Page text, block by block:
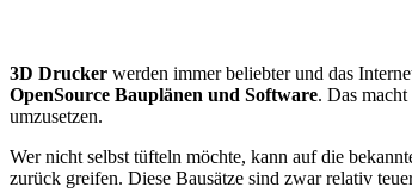
3D Drucker werden immer beliebter und das
OpenSource Bauplänen und Software. Das
umzusetzen.
Wer nicht selbst tüfteln möchte, kann auf die
zurück greifen. Diese Bausätze sind zwar relativ